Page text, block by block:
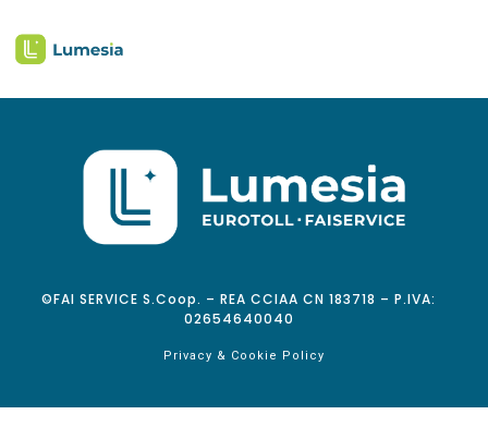
©FAI SERVICE S.Coop. – REA CCIAA CN 183718 – P.IVA:
02654640040
Privacy & Cookie Policy